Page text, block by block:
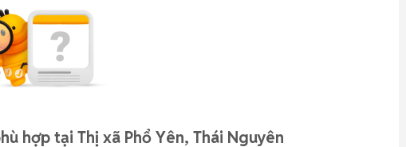
hợp tại Thị xã Phổ Yên, Thái Nguyên